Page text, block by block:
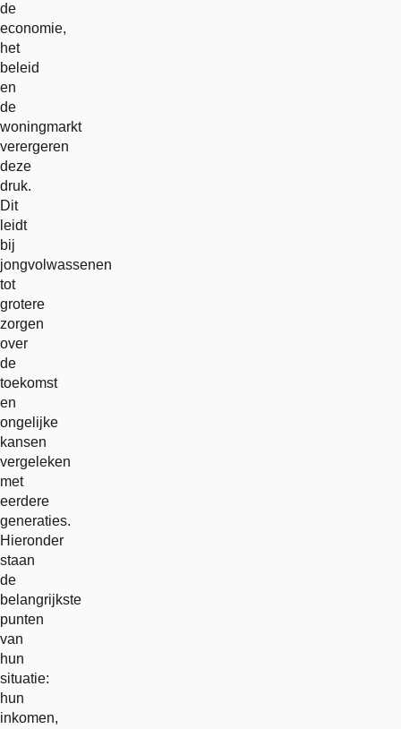
de
economie,
het
beleid
en
de
woningmarkt
verergeren
deze
druk.
Dit
leidt
bij
jongvolwassenen
tot
grotere
zorgen
over
de
toekomst
en
ongelijke
kansen
vergeleken
met
eerdere
generaties.
Hieronder
staan
de
belangrijkste
punten
van
hun
situatie:
hun
inkomen,